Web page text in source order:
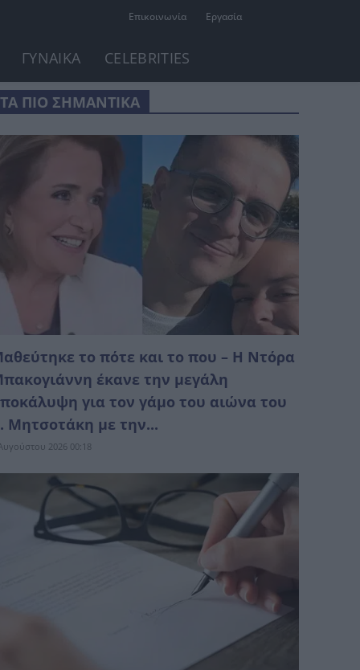
Επικοινωνία Εργασία
ΓΥΝΑΙΚΑ CELEBRITIES
ΤΑ ΠΙΟ ΣΗΜΑΝΤΙΚΑ
το πότε και το που – Η Ντόρα
έκανε την μεγάλη
για τον γάμο του αιώνα του
Μητσοτάκη με την...
2026 00:18